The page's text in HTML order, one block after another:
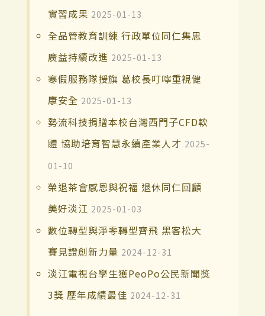
實習成果 2025-01-13
全品管教育訓練 行政單位同仁集思
廣益持續改進 2025-01-13
寒假服務隊授旗 葛校長叮嚀重視健
康安全 2025-01-13
勢流科技捐贈本校台灣西門子CFD軟
體 協助培育智慧永續產業人才 2025-
01-10
榮退茶會感恩與祝福 退休同仁回顧
美好淡江 2025-01-03
數位轉型與淨零轉型齊飛 黑客松大
賽見證創新力量 2024-12-31
淡江電視台學生獲PeoPo公民新聞獎
3獎 歷年成績最佳 2024-12-31